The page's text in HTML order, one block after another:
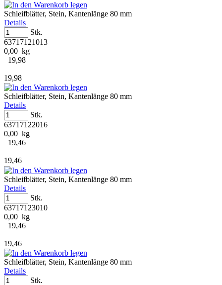
Schleifblätter, Stein, Kantenlänge 80 mm
Details
Stk.
63717121013
0,00 kg
19,98
19,98
Schleifblätter, Stein, Kantenlänge 80 mm
Details
Stk.
63717122016
0,00 kg
19,46
19,46
Schleifblätter, Stein, Kantenlänge 80 mm
Details
Stk.
63717123010
0,00 kg
19,46
19,46
Schleifblätter, Stein, Kantenlänge 80 mm
Details
Stk.